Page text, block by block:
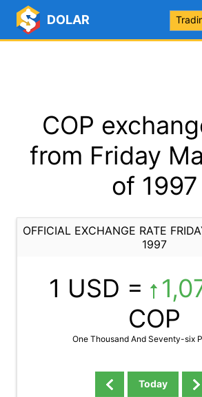
DOLAR
COP
from Friday
of 1997
OFFICIAL EXCHANGE RATE
1997
1 USD =
COP
One Thousand And Seventy-six
Today